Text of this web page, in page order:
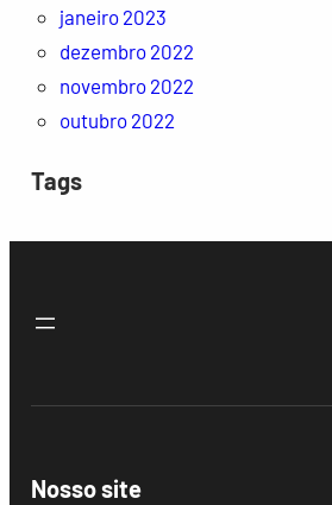
janeiro 2023
dezembro 2022
novembro 2022
outubro 2022
Tags
Nosso site